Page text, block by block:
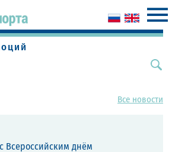
Все новости
Всероссийским днём